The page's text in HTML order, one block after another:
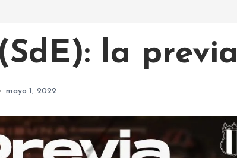
la previa
mayo 1, 2022